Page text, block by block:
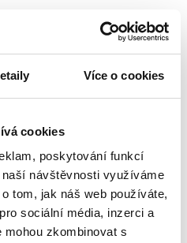
Více o cookies
cookies
poskytování funkcí
návštěvnosti využíváme
tom, jak náš web používáte,
sociální média, inzerci a
mohou zkombinovat s